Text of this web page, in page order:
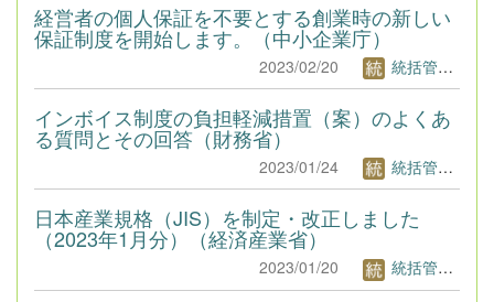
経営者の個人保証を不要とする創業時の新しい
保証制度を開始します。（中小企業庁）
2023/02/20 統括管理者1
インボイス制度の負担軽減措置（案）のよくあ
る質問とその回答（財務省）
2023/01/24 統括管理者1
日本産業規格（JIS）を制定・改正しました
（2023年1月分）（経済産業省）
2023/01/20 統括管理者1